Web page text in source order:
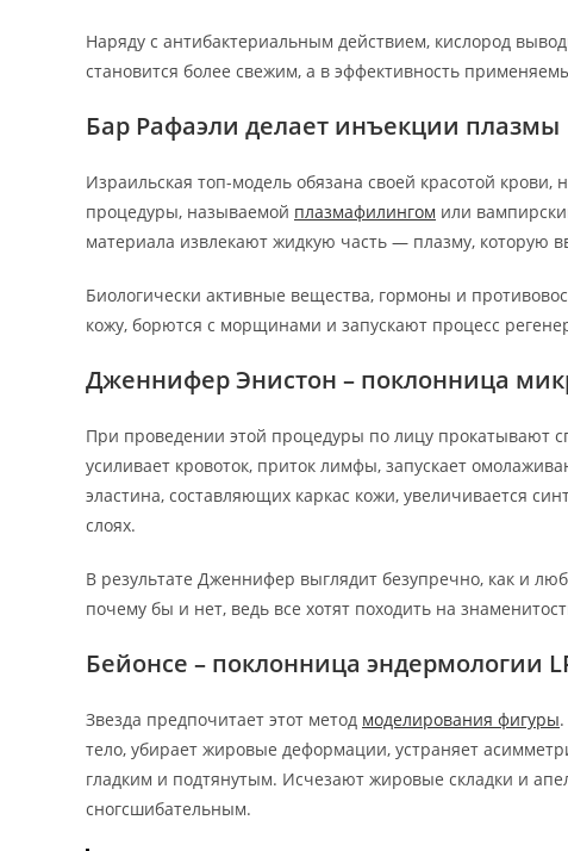
Наряду с антибактериальным действием, кислород
становится более свежим, а в эффективность
Бар Рафаэли делает инъекции плазмы
Израильская топ-модель обязана своей красотой
процедуры, называемой плазмафилингом или
материала извлекают жидкую часть — плазму, которую
Биологически активные вещества, гормоны и
кожу, борются с морщинами и запускают процесс
Дженнифер Энистон – поклонница
При проведении этой процедуры по лицу прокатывают
усиливает кровоток, приток лимфы, запускает
эластина, составляющих каркас кожи, увеличивается
слоях.
В результате Дженнифер выглядит безупречно, как и
почему бы и нет, ведь все хотят походить на
Бейонсе – поклонница эндермологии
Звезда предпочитает этот метод моделирования фигуры
тело, убирает жировые деформации, устраняет
гладким и подтянутым. Исчезают жировые складки и
сногсшибательным.